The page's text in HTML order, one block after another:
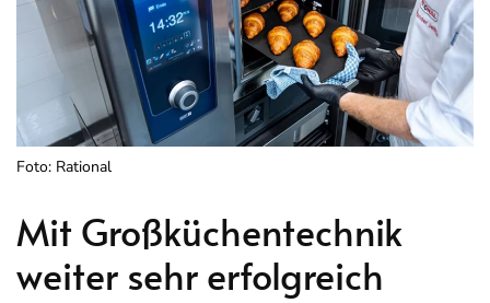
Foto: Rational
Mit Großküchentechnik
weiter sehr erfolgreich